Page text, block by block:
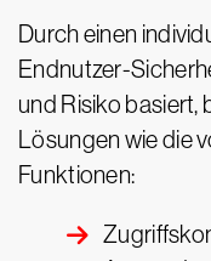
Durch einen
Endnutzer-
und Risiko basiert,
Lösungen wie die
Funktionen: